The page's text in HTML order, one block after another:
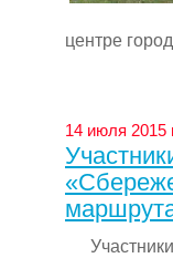
центре
14 июля 2015